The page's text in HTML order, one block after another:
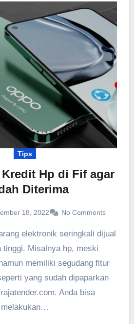
Tips
Kredit Hp di Fif agar
Diterima
18, 2022 No Comments
tinggi. Misalnya hp, meski
memiliki segudang fitur
yang sudah dipaparkan
Anda bisa
melakukan…